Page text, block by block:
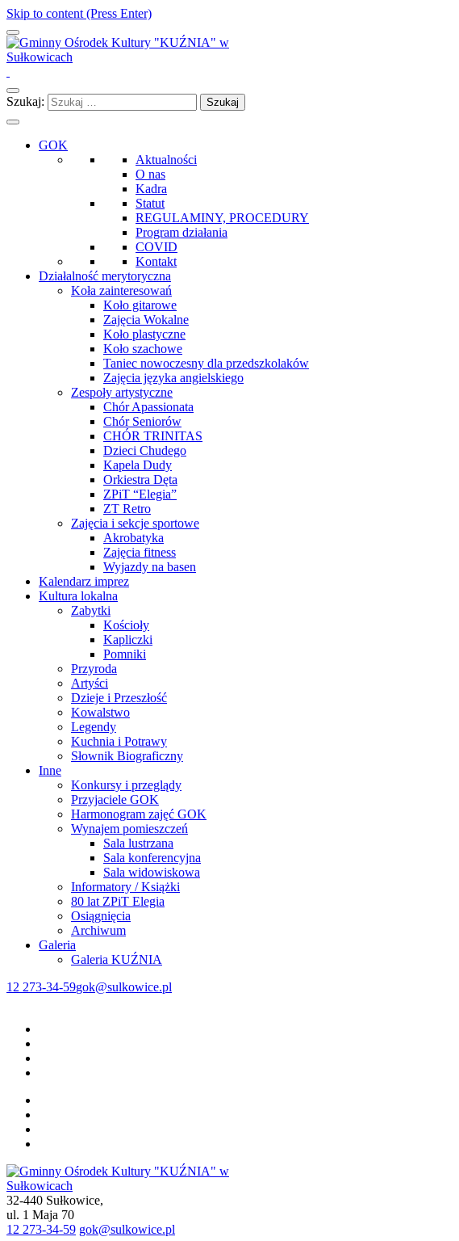
Skip to content (Press Enter)
Szukaj:
GOK
Aktualności
O nas
Kadra
Statut
REGULAMINY, PROCEDURY
Program działania
COVID
Kontakt
Działalność merytoryczna
Koła zainteresowań
Koło gitarowe
Zajęcia Wokalne
Koło plastyczne
Koło szachowe
Taniec nowoczesny dla przedszkolaków
Zajęcia języka angielskiego
Zespoły artystyczne
Chór Apassionata
Chór Seniorów
CHÓR TRINITAS
Dzieci Chudego
Kapela Dudy
Orkiestra Dęta
ZPiT “Elegia”
ZT Retro
Zajęcia i sekcje sportowe
Akrobatyka
Zajęcia fitness
Wyjazdy na basen
Kalendarz imprez
Kultura lokalna
Zabytki
Kościoły
Kapliczki
Pomniki
Przyroda
Artyści
Dzieje i Przeszłość
Kowalstwo
Legendy
Kuchnia i Potrawy
Słownik Biograficzny
Inne
Konkursy i przeglądy
Przyjaciele GOK
Harmonogram zajęć GOK
Wynajem pomieszczeń
Sala lustrzana
Sala konferencyjna
Sala widowiskowa
Informatory / Książki
80 lat ZPiT Elegia
Osiągnięcia
Archiwum
Galeria
Galeria KUŹNIA
12 273-34-59gok@sulkowice.pl
Gminny Ośrodek Kultury "KUŹNIA" w Sułkowicach
32-440 Sułkowice,
ul. 1 Maja 70
12 273-34-59 gok@sulkowice.pl